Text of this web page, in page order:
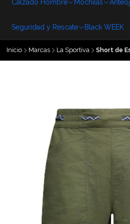
Calzado Hombre Mochilas
Seguridad y Rescate Black WEEK
Inicio Marcas La Sportiva Short de